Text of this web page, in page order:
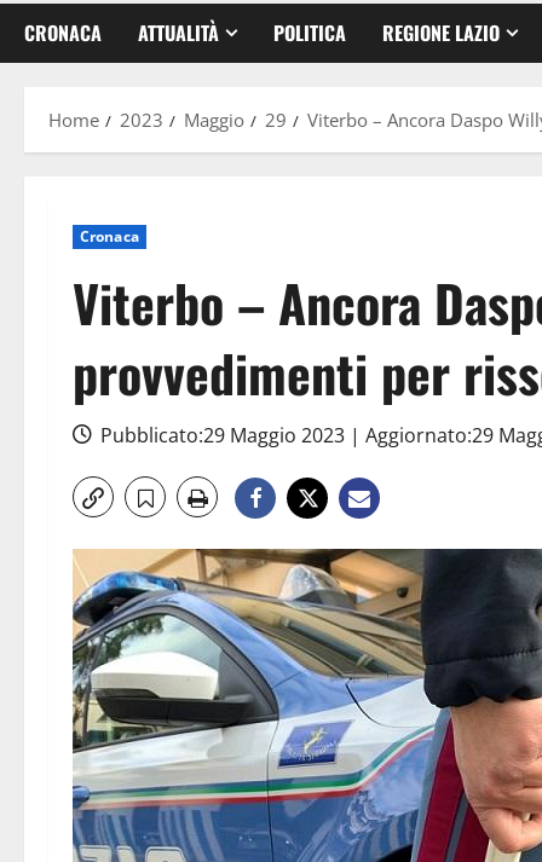
CRONACA ATTUALITÀ POLITICA REGIONE LAZIO
Home 2023 Maggio 29 Viterbo – Ancora Daspo
Cronaca
Viterbo – Ancora
provvedimenti per
Pubblicato:29 Maggio 2023 | Aggiornato:29